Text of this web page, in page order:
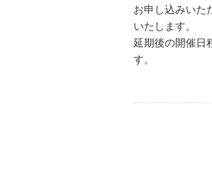
お申し込みいた
いたします。
延期後の開催日
す。